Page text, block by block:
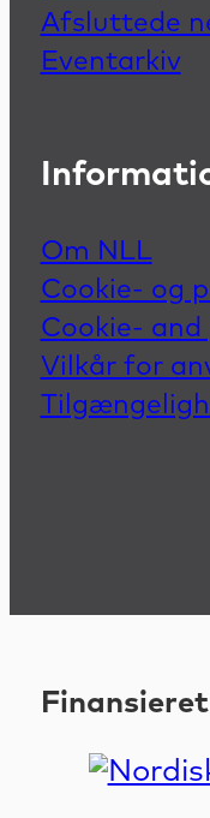
Afsluttede
Eventarkiv
Om NLL
Cookie- og
Cookie- and
Vilkår for